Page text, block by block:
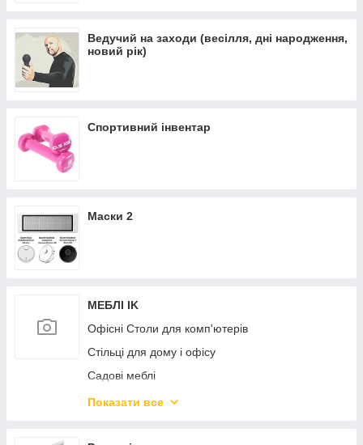
Ведучий на заходи (весілля, дні народження,
новий рік)
Спортивний інвентар
Маски 2
МЕБЛІ IK
Офісні Столи для комп'ютерів
Стільці для дому і офісу
Садові меблі
Дитяча кімната
Показати все